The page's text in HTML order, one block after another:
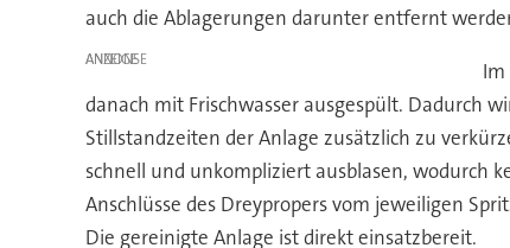
auch die Ablagerungen darunter entfernt
ANZEIGE
danach mit Frischwasser ausgespült. Dadurch
Stillstandzeiten der Anlage zusätzlich zu
schnell und unkompliziert ausblasen, wodurch
Anschlüsse des Dreypropers vom jeweiligen
Die gereinigte Anlage ist direkt einsatzbereit.